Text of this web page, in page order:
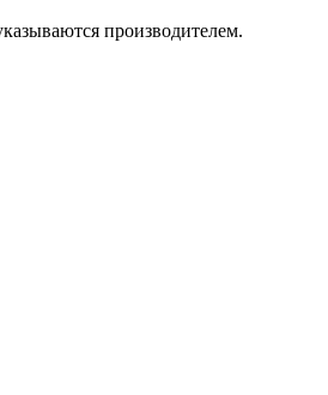
производителем.